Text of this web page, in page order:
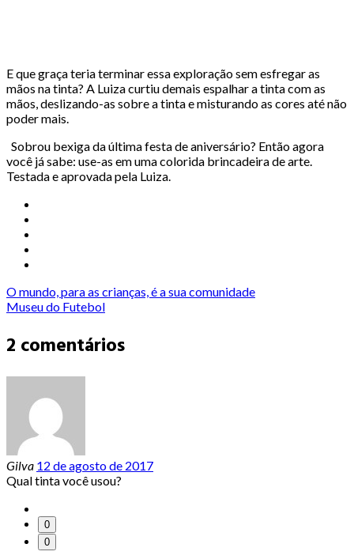
E que graça teria terminar essa exploração sem esfregar as
mãos na tinta? A Luiza curtiu demais espalhar a tinta com as
mãos, deslizando-as sobre a tinta e misturando as cores até não
poder mais.
Sobrou bexiga da última festa de aniversário? Então agora
você já sabe: use-as em uma colorida brincadeira de arte.
Testada e aprovada pela Luiza.
O mundo, para as crianças, é a sua comunidade
Museu do Futebol
2 comentários
Gilva 12 de agosto de 2017
Qual tinta você usou?
0
0